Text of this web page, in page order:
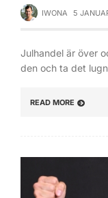
IWONA 5
Julhandel är över
den och ta det
READ MORE